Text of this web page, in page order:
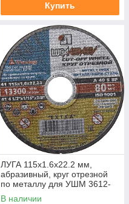
Купить
ЛУГА 115х1.6х22.2 мм,
абразивный, круг отрезной
по металлу для УШМ 3612-
115-1.6
В наличии